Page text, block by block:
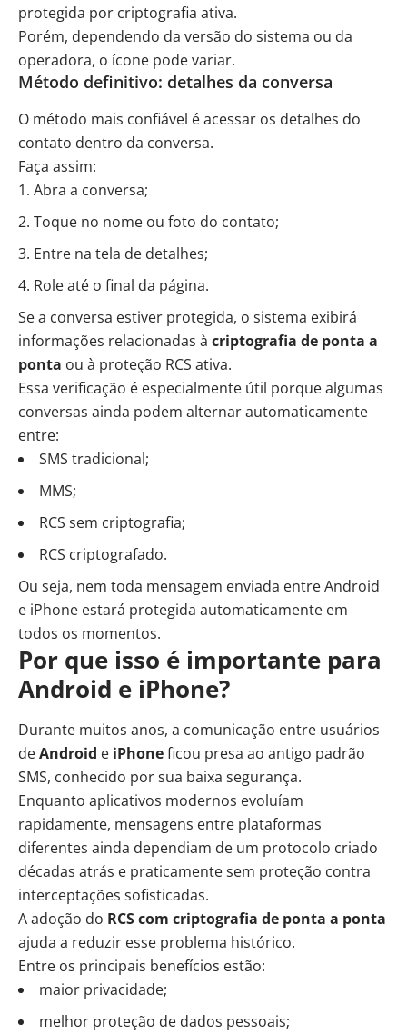
protegida por criptografia ativa.
Porém, dependendo da versão do sistema ou da
operadora, o ícone pode variar.
Método definitivo: detalhes da conversa
O método mais confiável é acessar os detalhes do
contato dentro da conversa.
Faça assim:
Abra a conversa;
Toque no nome ou foto do contato;
Entre na tela de detalhes;
Role até o final da página.
Se a conversa estiver protegida, o sistema exibirá
informações relacionadas à criptografia de ponta a
ponta ou à proteção RCS ativa.
Essa verificação é especialmente útil porque algumas
conversas ainda podem alternar automaticamente
entre:
SMS tradicional;
MMS;
RCS sem criptografia;
RCS criptografado.
Ou seja, nem toda mensagem enviada entre Android
e iPhone estará protegida automaticamente em
todos os momentos.
Por que isso é importante para
Android e iPhone?
Durante muitos anos, a comunicação entre usuários
deAndroid e iPhoneficou presa ao antigo padrão
SMS, conhecido por sua baixa segurança.
Enquanto aplicativos modernos evoluíam
rapidamente, mensagens entre plataformas
diferentes ainda dependiam de um protocolo criado
décadas atrás e praticamente sem proteção contra
interceptações sofisticadas.
A adoção do RCS com criptografia de ponta a ponta
ajuda a reduzir esse problema histórico.
Entre os principais benefícios estão:
maior privacidade;
melhor proteção de dados pessoais;